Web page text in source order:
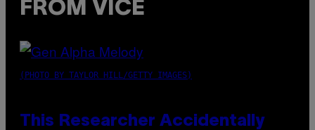
FROM VICE
(PHOTO BY TAYLOR HILL/GETTY IMAGES)
This Researcher Accidentally